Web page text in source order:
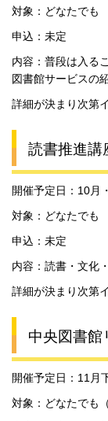
対象：どなたでも
申込：未定
内容：普段は入る
図書館サービスの
詳細が決まり次第
読書推進講
開催予定日：10月
対象：どなたでも
申込：未定
内容：読書・文化
詳細が決まり次第
中央図書館
開催予定日：11月
対象：どなたでも